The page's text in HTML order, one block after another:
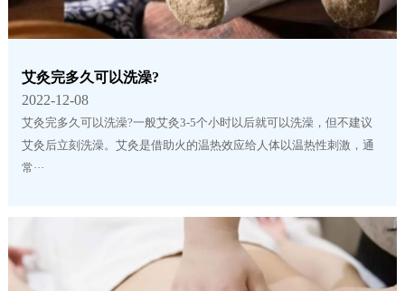
艾灸完多久可以洗澡?
2022-12-08
艾灸完多久可以洗澡?一般艾灸3-5个小时以后就可以洗澡，但不建议
艾灸后立刻洗澡。艾灸是借助火的温热效应给人体以温热性刺激，通
常···